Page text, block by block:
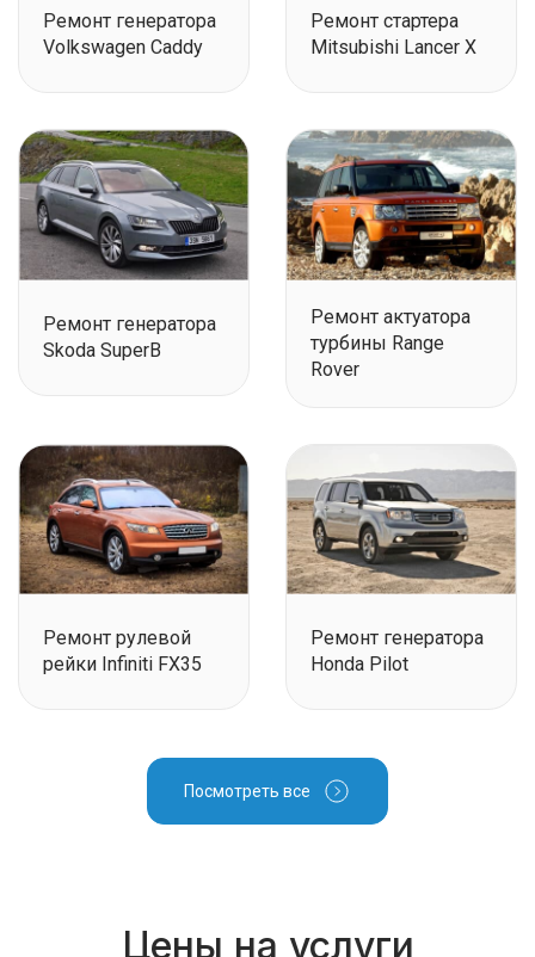
Ремонт генератора
Volkswagen Caddy
Ремонт стартера
Mitsubishi Lancer X
Ремонт генератора
Skoda SuperB
Ремонт актуатора
турбины Range
Rover
Ремонт рулевой
рейки Infiniti FX35
Ремонт генератора
Honda Pilot
Посмотреть все
Цены на услуги